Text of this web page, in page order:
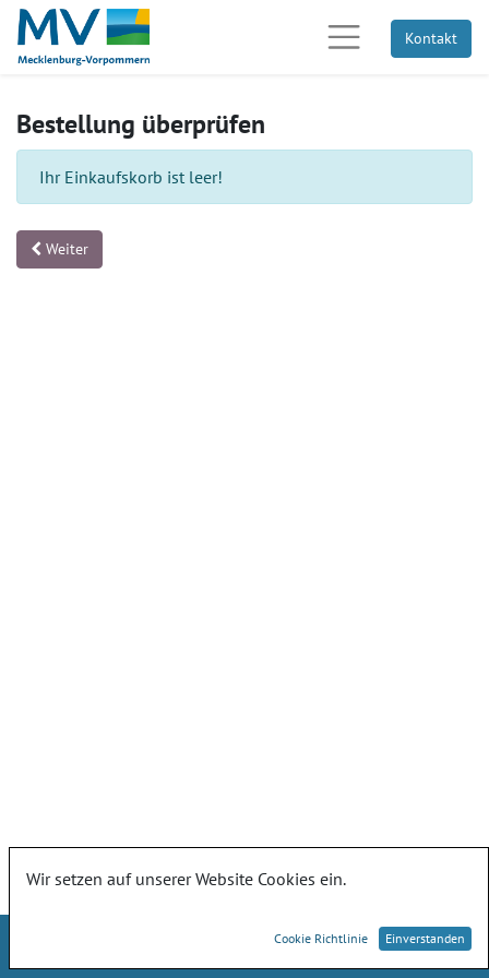
Kontakt
Bestellung überprüfen
Ihr Einkaufskorb ist leer!
Weiter
Landesamt für Umwelt, Naturschutz und Geologie
Wir setzen auf unserer Website Cookies ein.
Cookie Richtlinie Einverstanden